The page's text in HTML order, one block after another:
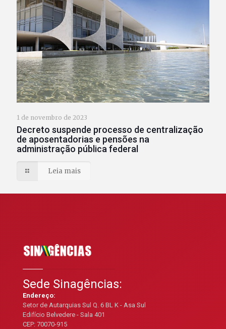
1 de novembro de 2023
Decreto suspende processo de centralização
de aposentadorias e pensões na
administração pública federal
Leia mais
Sede Sinagências:
Endereço:
Setor de Autarquias Sul Q. 6 BL K - Asa Sul
Edifício Belvedere - Sala 401
CEP: 70070-915